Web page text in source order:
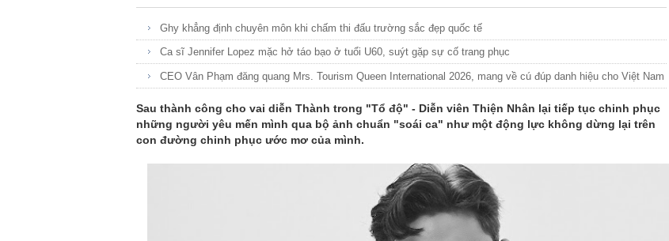
Ghy khẳng định chuyên môn khi chấm thi đấu trường sắc đẹp quốc tế
Ca sĩ Jennifer Lopez mặc hở táo bạo ở tuổi U60, suýt gặp sự cố trang phục
CEO Vân Phạm đăng quang Mrs. Tourism Queen International 2026, mang về cú đúp danh hiệu cho Việt Nam
Sau thành công cho vai diễn Thành trong "Tổ độ" - Diễn viên Thiện Nhân lại tiếp tục chinh phục
những người yêu mến mình qua bộ ảnh chuẩn "soái ca" như một động lực không dừng lại trên
con đường chinh phục ước mơ của mình.